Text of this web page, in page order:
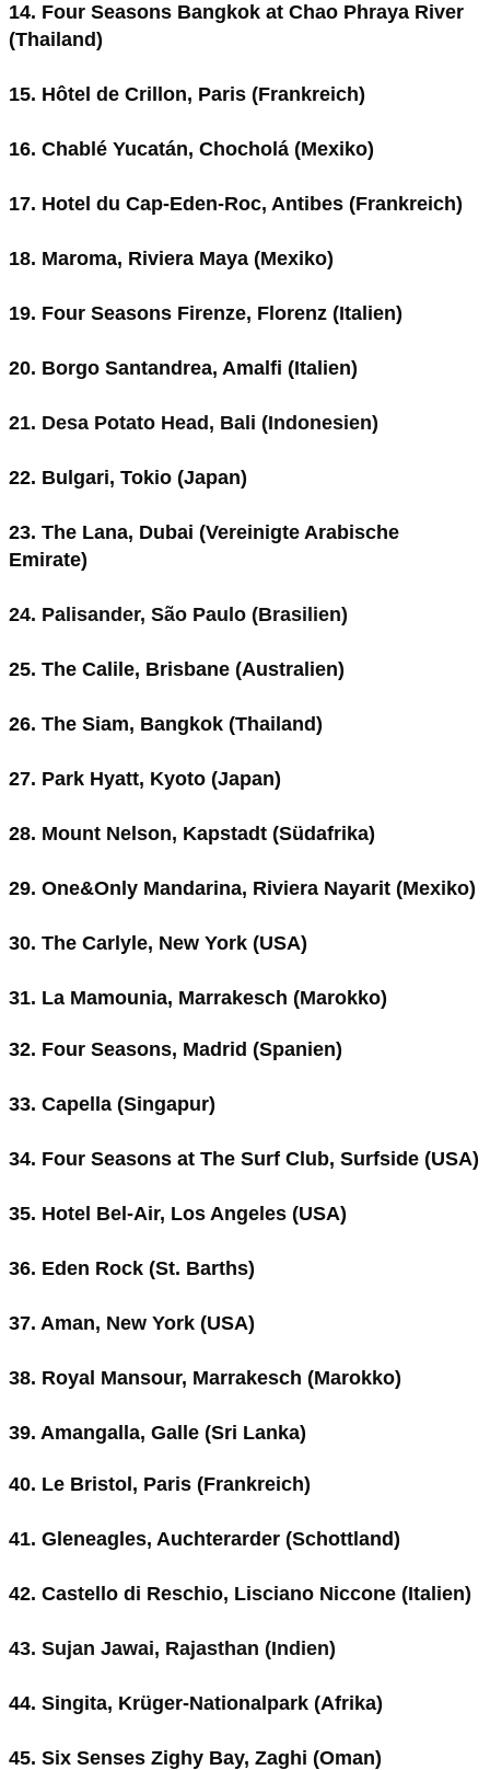
14. Four Seasons Bangkok at Chao Phraya River
(Thailand)
15. Hôtel de Crillon, Paris (Frankreich)
16. Chablé Yucatán, Chocholá (Mexiko)
17. Hotel du Cap-Eden-Roc, Antibes (Frankreich)
18. Maroma, Riviera Maya (Mexiko)
19. Four Seasons Firenze, Florenz (Italien)
20. Borgo Santandrea, Amalfi (Italien)
21. Desa Potato Head, Bali (Indonesien)
22. Bulgari, Tokio (Japan)
23. The Lana, Dubai (Vereinigte Arabische
Emirate)
24. Palisander, São Paulo (Brasilien)
25. The Calile, Brisbane (Australien)
26. The Siam, Bangkok (Thailand)
27. Park Hyatt, Kyoto (Japan)
28. Mount Nelson, Kapstadt (Südafrika)
29. One&Only Mandarina, Riviera Nayarit (Mexiko)
30. The Carlyle, New York (USA)
31. La Mamounia, Marrakesch (Marokko)
32. Four Seasons, Madrid (Spanien)
33. Capella (Singapur)
34. Four Seasons at The Surf Club, Surfside (USA)
35. Hotel Bel-Air, Los Angeles (USA)
36. Eden Rock (St. Barths)
37. Aman, New York (USA)
38. Royal Mansour, Marrakesch (Marokko)
39. Amangalla, Galle (Sri Lanka)
40. Le Bristol, Paris (Frankreich)
41. Gleneagles, Auchterarder (Schottland)
42. Castello di Reschio, Lisciano Niccone (Italien)
43. Sujan Jawai, Rajasthan (Indien)
44. Singita, Krüger-Nationalpark (Afrika)
45. Six Senses Zighy Bay, Zaghi (Oman)